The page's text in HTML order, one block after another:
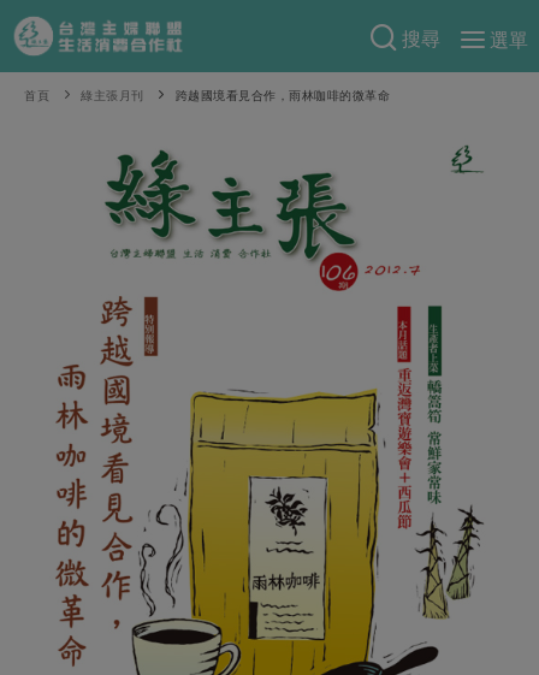
搜尋
選單
產品分類
當令水果
蕈菇類
奶蛋豆・五穀
豆製品 米麵雜糧
肉品・水產
畜產肉類 水產
水畜加工品
調理食材・點心
海鮮
常備菜
蔬食
蛋料理
料理方式
烘焙．點心
特別企畫
把最好的台灣味帶回家！
防災用品預購圓滿結束
2026年端午節預購圓滿結束
更多預購活動
當季產品
合作25-經典快閃最後一週
合作25-精選產品第四彈
合作25-精選產品第三彈
觀點文章
主婦食堂
社內大小事 合作聯合國
產品故事 生活提案
樂齡生活 親子食育
廚房瑜伽
關注議題
減硝酸鹽 惜食
關於合作社
認識合作社
關於我們
合作社組織
員工與求才
產品檢驗
自主把關
重要公告
首頁 綠主張月刊 跨越國境看見合作，雨林咖啡的微革命